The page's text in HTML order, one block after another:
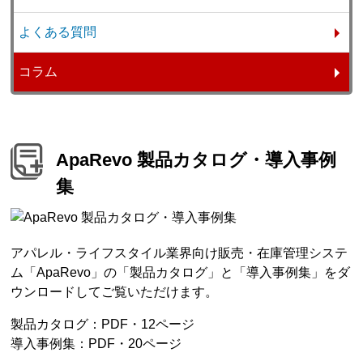
よくある質問
コラム
ApaRevo 製品カタログ・導入事例
集
アパレル・ライフスタイル業界向け販売・在庫管理システ
ム「ApaRevo」の「製品カタログ」と「導入事例集」をダ
ウンロードしてご覧いただけます。
製品カタログ：PDF・12ページ
導入事例集：PDF・20ページ